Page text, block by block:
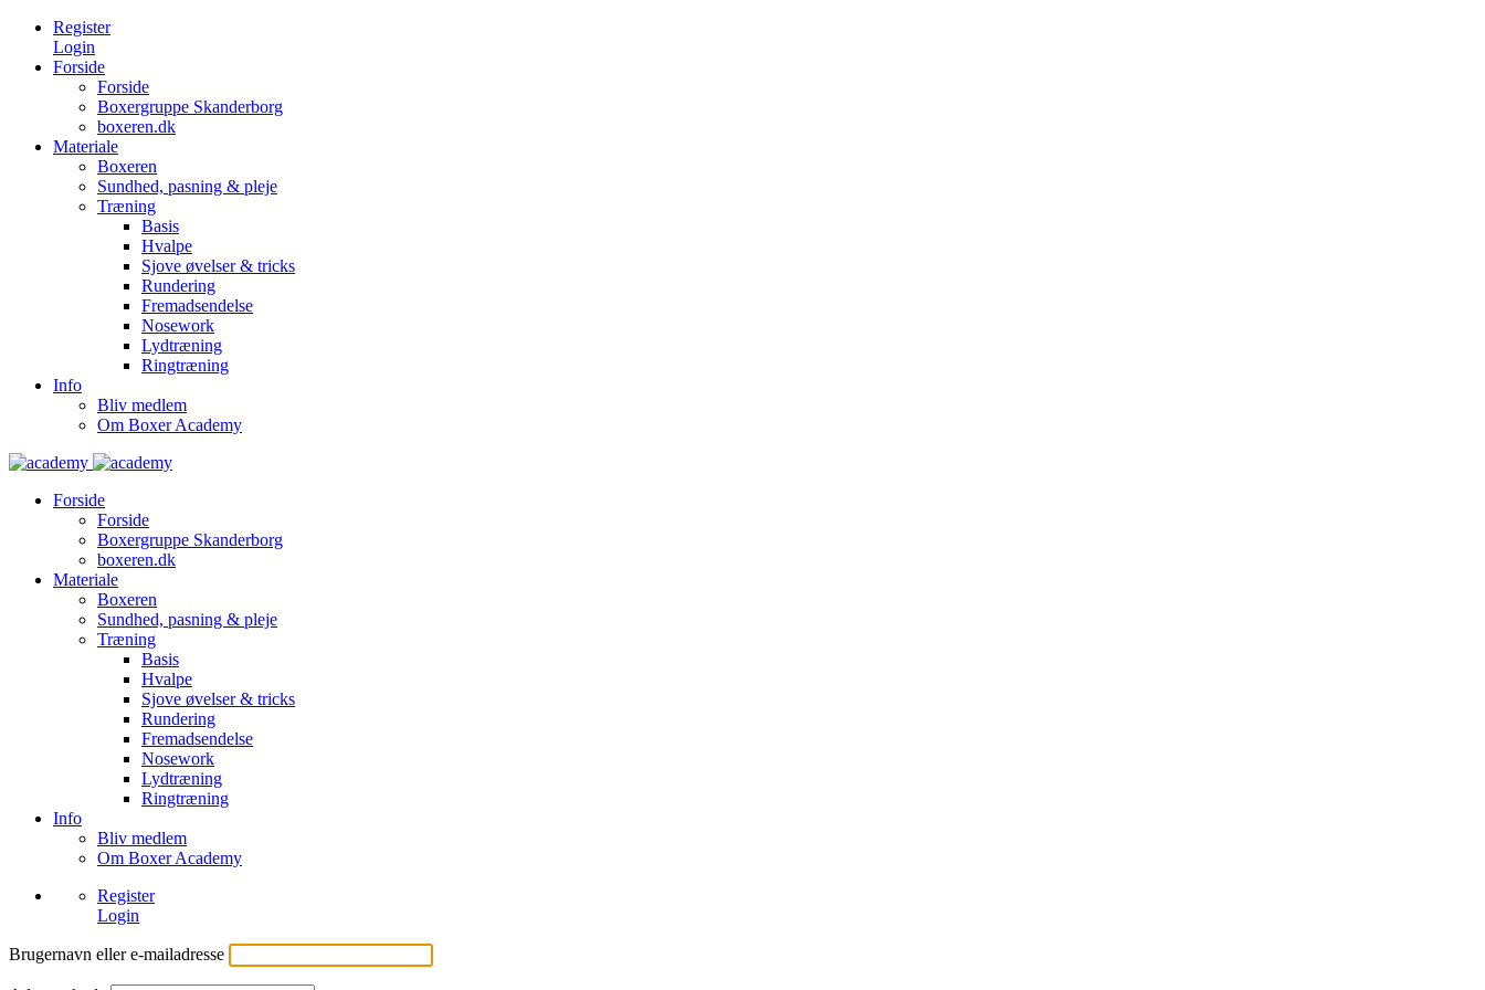
Register
Login
Forside
Forside
Boxergruppe Skanderborg
boxeren.dk
Materiale
Boxeren
Sundhed, pasning & pleje
Træning
Basis
Hvalpe
Sjove øvelser & tricks
Rundering
Fremadsendelse
Nosework
Lydtræning
Ringtræning
Info
Bliv medlem
Om Boxer Academy
Forside
Forside
Boxergruppe Skanderborg
boxeren.dk
Materiale
Boxeren
Sundhed, pasning & pleje
Træning
Basis
Hvalpe
Sjove øvelser & tricks
Rundering
Fremadsendelse
Nosework
Lydtræning
Ringtræning
Info
Bliv medlem
Om Boxer Academy
Register
Login
Brugernavn eller e-mailadresse